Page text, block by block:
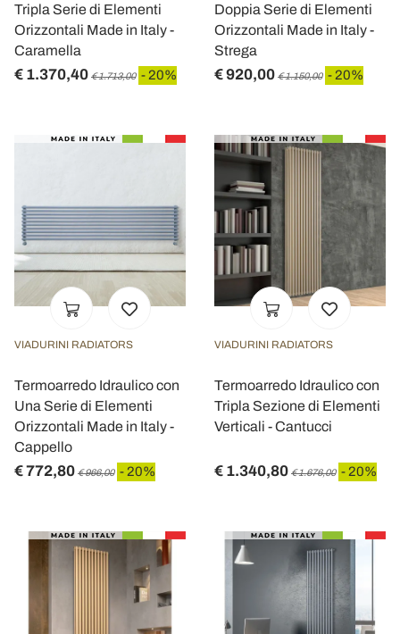
Tripla Serie di Elementi
Orizzontali Made in Italy -
Caramella
€ 1.370,40 € 1.713,00 - 20%
Doppia Serie di Elementi
Orizzontali Made in Italy -
Strega
€ 920,00 € 1.150,00 - 20%
VIADURINI RADIATORS
Termoarredo Idraulico con
Una Serie di Elementi
Orizzontali Made in Italy -
Cappello
€ 772,80 € 966,00 - 20%
VIADURINI RADIATORS
Termoarredo Idraulico con
Tripla Sezione di Elementi
Verticali - Cantucci
€ 1.340,80 € 1.676,00 - 20%